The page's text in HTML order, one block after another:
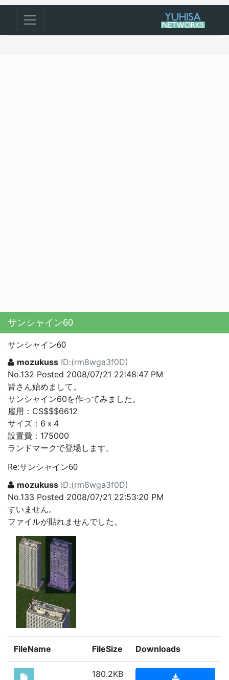
サンシャイン60
サンシャイン60
mozukuss ID:(rm8wga3f0D)
No.132 Posted 2008/07/21 22:48:47 PM
皆さん始めまして。
サンシャイン60を作ってみました。
雇用：CS$$$6612
サイズ：6ｘ4
設置費：175000
ランドマークで登場します。
Re:サンシャイン60
mozukuss ID:(rm8wga3f0D)
No.133 Posted 2008/07/21 22:53:20 PM
すいません。
ファイルが貼れませんでした。
FileName FileSize Downloads
180.2KB